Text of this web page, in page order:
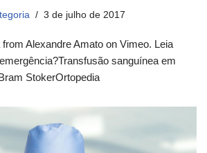
3 de julho de 2017
Alexandre Amato on Vimeo. Leia
sanguínea em
StokerOrtopedia